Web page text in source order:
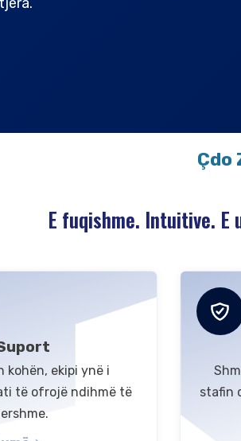
Çdo
E fuqishme. Intuitive.
kohën, ekipi ynë i
të ofrojë ndihmë të
stafin